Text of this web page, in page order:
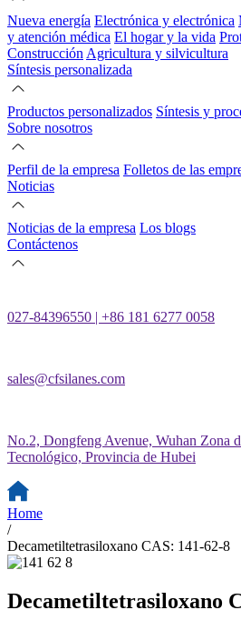
Nueva energía Electrónica y electrónica
y atención médica El hogar y la vida
Construcción Agricultura y silvicultura
Síntesis personalizada
Productos personalizados Síntesis y
Sobre nosotros
Perfil de la empresa Folletos de las
Noticias
Noticias de la empresa Los blogs
Contáctenos
027-84396550 | +86 181 6277 0058
sales@cfsilanes.com
No.2, Dongfeng Avenue, Wuhan Zona
Tecnológico, Provincia de Hubei
Home
/
Decametiltetrasiloxano CAS: 141-62-8
Decametiltetrasiloxano